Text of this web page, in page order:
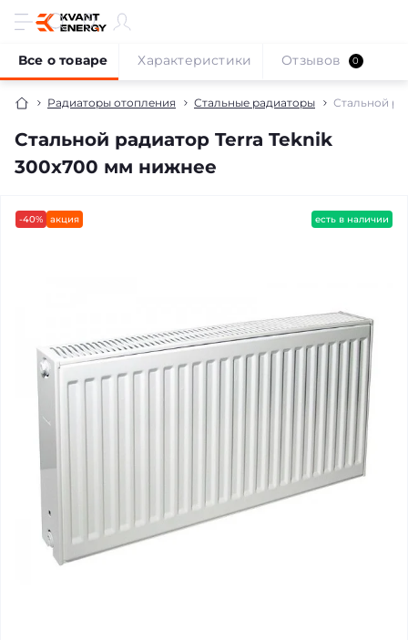
Радиаторы отопления Стальные радиаторы Стальной
Стальной радиатор Terra Teknik
300x700 мм нижнее
Все о товаре Характеристики Отзывов 0
-40% акция есть в наличии